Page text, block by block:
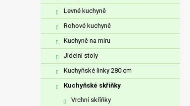
Levné kuchyně
Rohové kuchyně
Kuchyně na míru
Jídelní stoly
Kuchyňské linky 280 cm
Kuchyňské skříňky
Vrchní skříňky